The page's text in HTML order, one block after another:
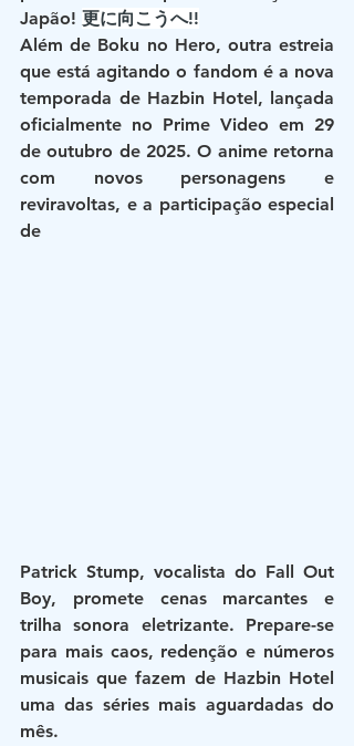
Japão!​ 更に向こうへ!!
Além de Boku no Hero, outra estreia
que está agitando o fandom é a nova
temporada de Hazbin Hotel, lançada
oficialmente no Prime Video em 29
de outubro de 2025. O anime retorna
com novos personagens e
reviravoltas, e a participação especial
de
Patrick Stump, vocalista do Fall Out
Boy, promete cenas marcantes e
trilha sonora eletrizante. Prepare-se
para mais caos, redenção e números
musicais que fazem de Hazbin Hotel
uma das séries mais aguardadas do
mês.​